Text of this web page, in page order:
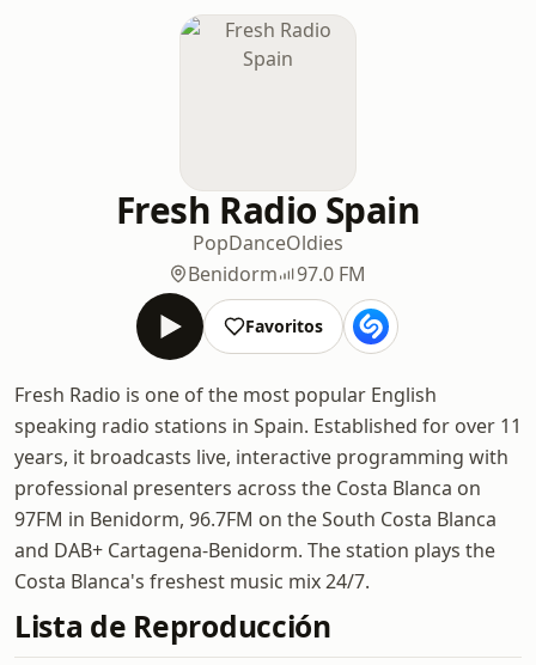
Fresh Radio Spain
PopDanceOldies
Benidorm
97.0 FM
Favoritos
Fresh Radio is one of the most popular English
speaking radio stations in Spain. Established for over 11
years, it broadcasts live, interactive programming with
professional presenters across the Costa Blanca on
97FM in Benidorm, 96.7FM on the South Costa Blanca
and DAB+ Cartagena-Benidorm. The station plays the
Costa Blanca's freshest music mix 24/7.
Lista de Reproducción